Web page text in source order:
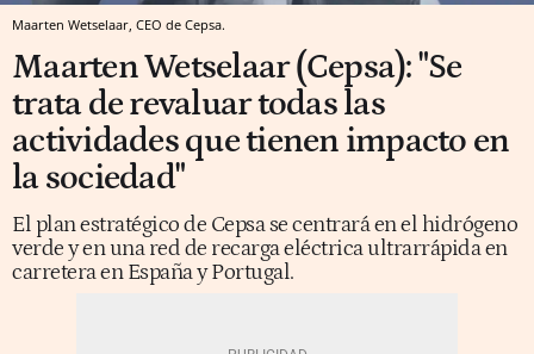
Maarten Wetselaar, CEO de Cepsa.
Maarten Wetselaar (Cepsa): "Se
trata de revaluar todas las
actividades que tienen impacto en
la sociedad"
El plan estratégico de Cepsa se centrará en el hidrógeno
verde y en una red de recarga eléctrica ultrarrápida en
carretera en España y Portugal.